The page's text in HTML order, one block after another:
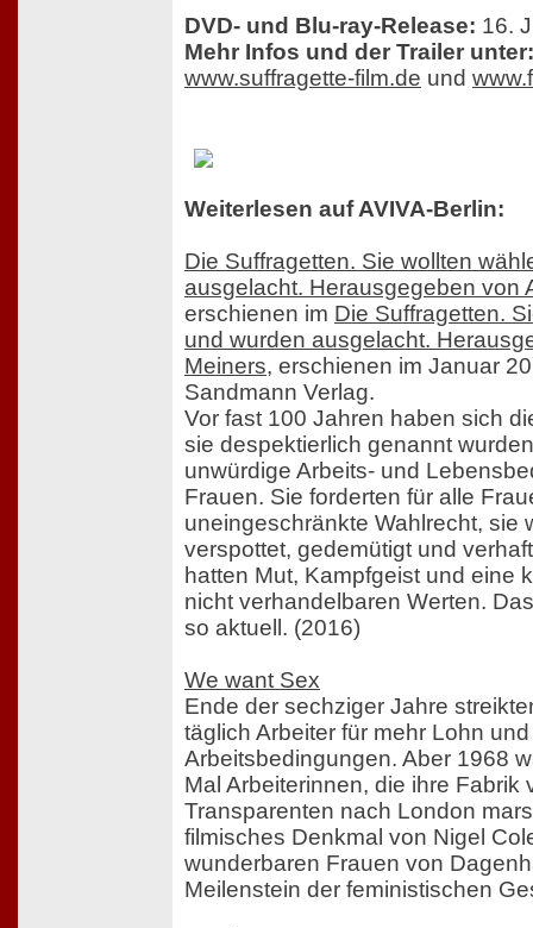
DVD- und Blu-ray-Release: 16.
Mehr Infos und der Trailer unter:
www.suffragette-film.de und
Weiterlesen auf AVIVA-Berlin:
Die Suffragetten. Sie wollten
ausgelacht. Herausgegeben von
erschienen im Die Suffragetten.
und wurden ausgelacht.
Meiners, erschienen im Januar
Sandmann Verlag.
Vor fast 100 Jahren haben sich
sie despektierlich genannt
unwürdige Arbeits- und
Frauen. Sie forderten für alle
uneingeschränkte Wahlrecht, sie
verspottet, gedemütigt und
hatten Mut, Kampfgeist und eine
nicht verhandelbaren Werten.
so aktuell. (2016)
We want Sex
Ende der sechziger Jahre
täglich Arbeiter für mehr Lohn
Arbeitsbedingungen. Aber 1968
Mal Arbeiterinnen, die ihre Fabrik
Transparenten nach London
filmisches Denkmal von Nigel
wunderbaren Frauen von
Meilenstein der feministischen